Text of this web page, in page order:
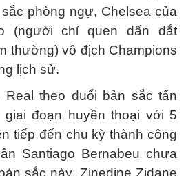
phòng ngự, Chelsea của
(người chỉ quen dấn dắt
thường) vô địch Champions
lịch sử.
Real theo đuổi bản sắc tấn
đoạn huyền thoại với 5
tiếp đến chu kỳ thành công
Santiago Bernabeu chưa
sắc này. Zinedine Zidane